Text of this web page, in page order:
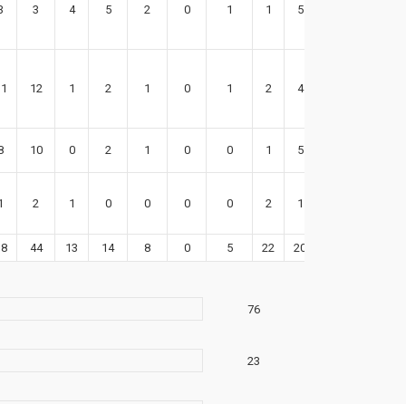
3 4 5 2 0 1 1 5
12 1 2 1 0 1 2 4
10 0 2 1 0 0 1 5
2 1 0 0 0 0 2 1
44 13 14 8 0 5 22 20
76
23